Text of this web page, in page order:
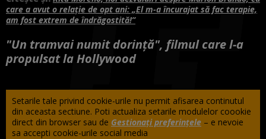
care a avut o relație de opt ani: „El m-a încurajat să fac terapie,
am fost extrem de îndrăgostită!”
"Un tramvai numit dorință", filmul care l-a
propulsat la Hollywood
Setarile tale privind cookie-urile nu permit afisarea continutul
din aceasta sectiune. Poti actualiza setarile modulelor coookie
direct din browser sau de Gestionați preferințele – e nevoie
sa accepti cookie-urile social media